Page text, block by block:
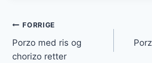
Indlægsnavigation
FORRIGE
Porzo med ris og
chorizo retter